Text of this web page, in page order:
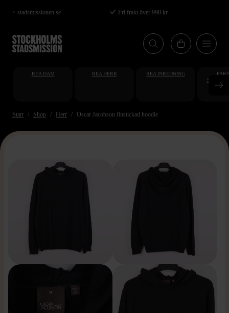
Hoppa
till
huvudinnehåll
< stadsmissionen.se Fri frakt över 990 kr
REA DAM REA HERR REA INREDNING
Start Shop Herr Oscar Jacobson finstickad hoodie